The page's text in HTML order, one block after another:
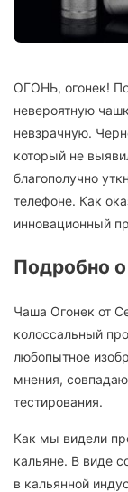
ОГОНЬ, огонек!
невероятную
невзрачную.
который не
благополучно
телефоне. Как
инновационный
Подробно
Чаша Огонек от
колоссальный
любопытное
мнения,
тестирования.
Как мы видели
кальяне. В виде
в кальянной